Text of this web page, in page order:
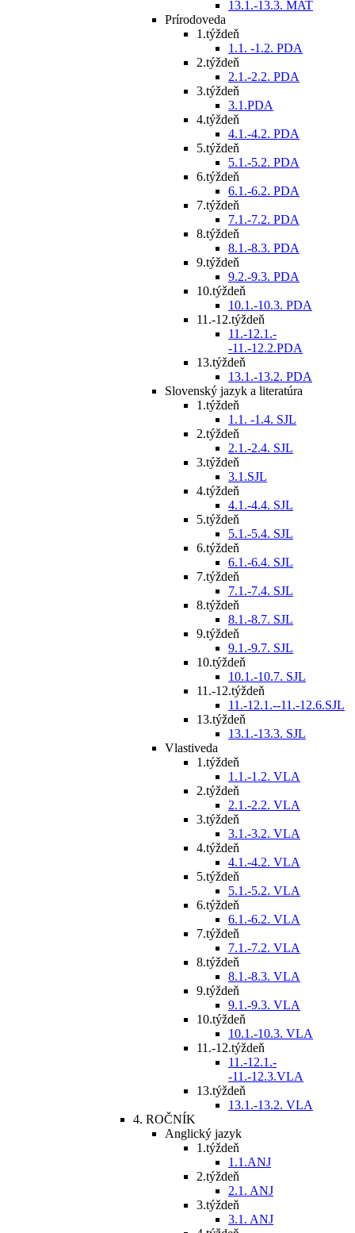
13.1.-13.3. MAT
Prírodoveda
1.týždeň
1.1. -1.2. PDA
2.týždeň
2.1.-2.2. PDA
3.týždeň
3.1.PDA
4.týždeň
4.1.-4.2. PDA
5.týždeň
5.1.-5.2. PDA
6.týždeň
6.1.-6.2. PDA
7.týždeň
7.1.-7.2. PDA
8.týždeň
8.1.-8.3. PDA
9.týždeň
9.2.-9.3. PDA
10.týždeň
10.1.-10.3. PDA
11.-12.týždeň
11.-12.1.-
-11.-12.2.PDA
13.týždeň
13.1.-13.2. PDA
Slovenský jazyk a literatúra
1.týždeň
1.1. -1.4. SJL
2.týždeň
2.1.-2.4. SJL
3.týždeň
3.1.SJL
4.týždeň
4.1.-4.4. SJL
5.týždeň
5.1.-5.4. SJL
6.týždeň
6.1.-6.4. SJL
7.týždeň
7.1.-7.4. SJL
8.týždeň
8.1.-8.7. SJL
9.týždeň
9.1.-9.7. SJL
10.týždeň
10.1.-10.7. SJL
11.-12.týždeň
11.-12.1.--11.-12.6.SJL
13.týždeň
13.1.-13.3. SJL
Vlastiveda
1.týždeň
1.1.-1.2. VLA
2.týždeň
2.1.-2.2. VLA
3.týždeň
3.1.-3.2. VLA
4.týždeň
4.1.-4.2. VLA
5.týždeň
5.1.-5.2. VLA
6.týždeň
6.1.-6.2. VLA
7.týždeň
7.1.-7.2. VLA
8.týždeň
8.1.-8.3. VLA
9.týždeň
9.1.-9.3. VLA
10.týždeň
10.1.-10.3. VLA
11.-12.týždeň
11.-12.1.-
-11.-12.3.VLA
13.týždeň
13.1.-13.2. VLA
4. ROČNÍK
Anglický jazyk
1.týždeň
1.1.ANJ
2.týždeň
2.1. ANJ
3.týždeň
3.1. ANJ